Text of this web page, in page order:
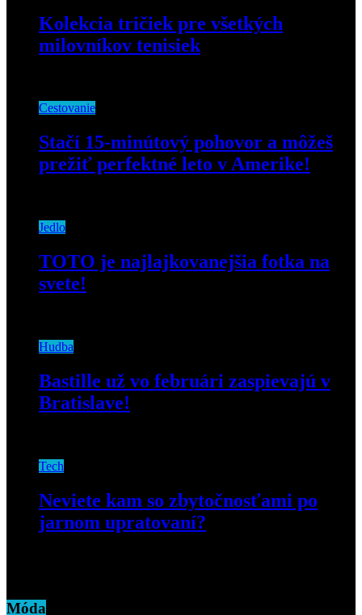
Kolekcia tričiek pre všetkých
milovníkov tenisiek
Cestovanie
Stačí 15-minútový pohovor a môžeš
prežiť perfektné leto v Amerike!
Jedlo
TOTO je najlajkovanejšia fotka na
svete!
Hudba
Bastille už vo februári zaspievajú v
Bratislave!
Tech
Neviete kam so zbytočnosťami po
jarnom upratovaní?
Móda